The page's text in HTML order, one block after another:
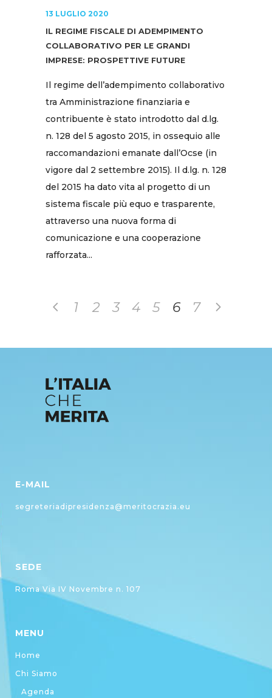
13 LUGLIO 2020
IL REGIME FISCALE DI ADEMPIMENTO
COLLABORATIVO PER LE GRANDI
IMPRESE: PROSPETTIVE FUTURE
Il regime dell’adempimento collaborativo
tra Amministrazione finanziaria e
contribuente è stato introdotto dal d.lg.
n. 128 del 5 agosto 2015, in ossequio alle
raccomandazioni emanate dall’Ocse (in
vigore dal 2 settembre 2015). Il d.lg. n. 128
del 2015 ha dato vita al progetto di un
sistema fiscale più equo e trasparente,
attraverso una nuova forma di
comunicazione e una cooperazione
rafforzata...
1 2 3 4 5 6 7
E-MAIL
segreteriadipresidenza@meritocrazia.eu
SEDE
Roma Via IV Novembre n. 107
MENU
Home
Chi Siamo
Agenda